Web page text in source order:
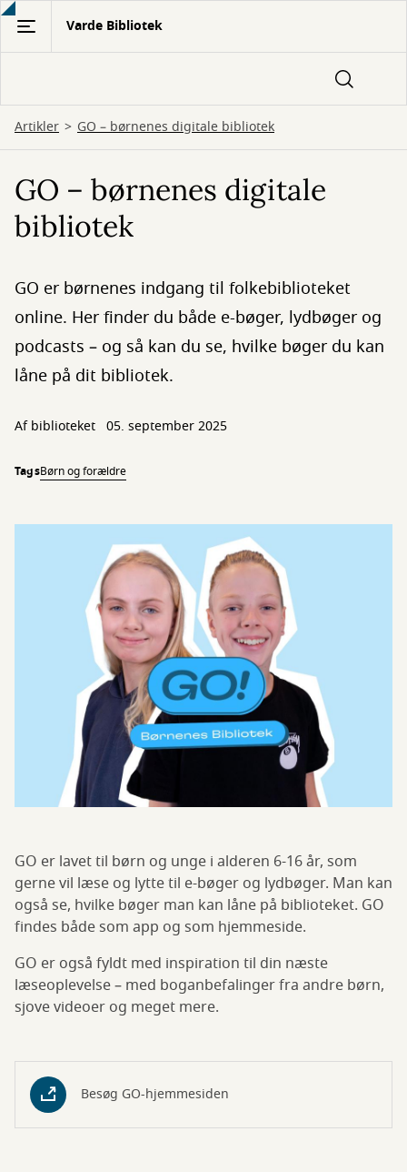
Gå
hovedindhold
Varde Bibliotek
Artikler GO – børnenes digitale bibliotek
GO – børnenes digitale
bibliotek
GO er børnenes indgang til folkebiblioteket
online. Her finder du både e-bøger, lydbøger og
podcasts – og så kan du se, hvilke bøger du kan
låne på dit bibliotek.
Af biblioteket 05. september 2025
TagsBørn og forældre
GO er lavet til børn og unge i alderen 6-16 år, som
gerne vil læse og lytte til e-bøger og lydbøger. Man kan
også se, hvilke bøger man kan låne på biblioteket. GO
findes både som app og som hjemmeside.
GO er også fyldt med inspiration til din næste
læseoplevelse – med boganbefalinger fra andre børn,
sjove videoer og meget mere.
Besøg GO-hjemmesiden